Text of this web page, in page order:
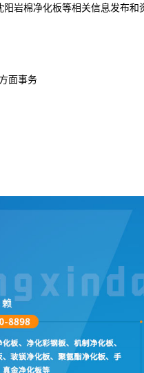
岩棉净化板等相关信息发布和
面事务